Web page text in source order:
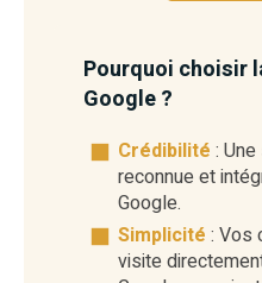
Pourquoi choisir
Google ?
Crédibilité :
reconnue et
Google.
Simplicité : Vos
visite